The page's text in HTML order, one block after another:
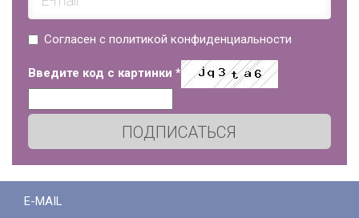
Согласен с политикой конфиденциальности
Введите код с картинки *
ПОДПИСАТЬСЯ
E-MAIL